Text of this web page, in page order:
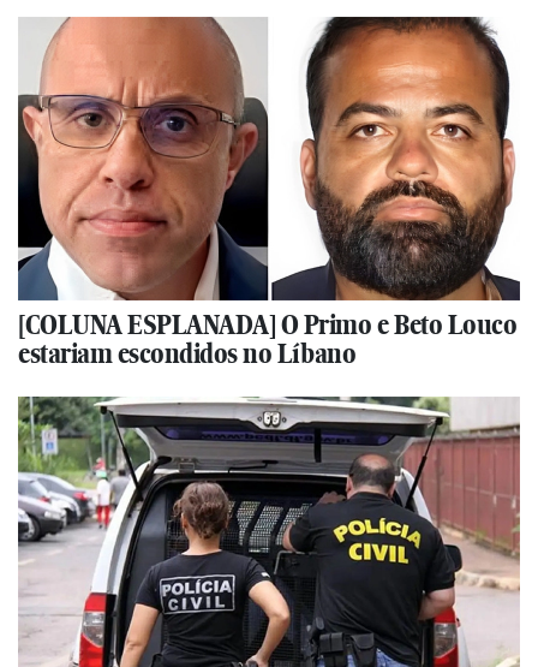
[COLUNA ESPLANADA] O Primo e Beto Louco
estariam escondidos no Líbano